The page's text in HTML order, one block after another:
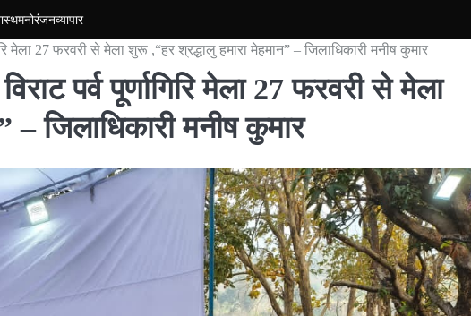
मनोरंजनव्यापार
मेला 27 फरवरी से मेला शुरू ,“हर श्रद्धालु हमारा मेहमान” – जिलाधिकारी मनीष कुमार
पर्व पूर्णागिरि मेला 27 फरवरी से मेला
– जिलाधिकारी मनीष कुमार